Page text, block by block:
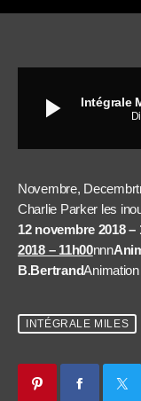
play_arrow Intégrale
Novembre,
Charlie Parker les
12 novembre 2018 –
2018 – 11h00nnn
B.Bertrand
INTÉGRALE MILES